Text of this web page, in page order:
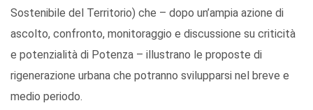
Sostenibile del Territorio) che – dopo un’ampia azione di
ascolto, confronto, monitoraggio e discussione su criticità
e potenzialità di Potenza – illustrano le proposte di
rigenerazione urbana che potranno svilupparsi nel breve e
medio periodo.